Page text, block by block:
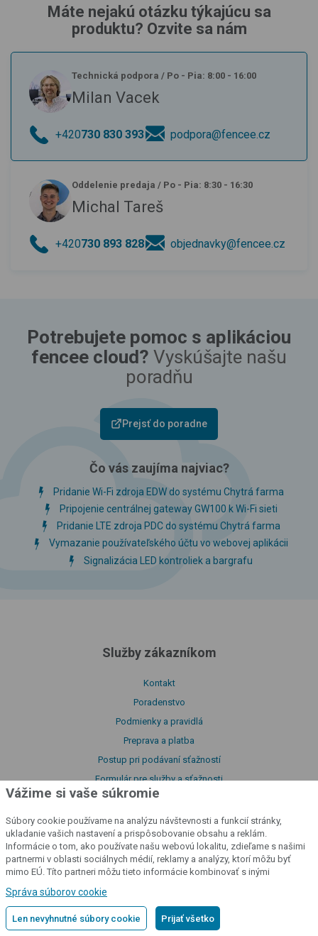
Máte nejakú otázku týkajúcu sa
produktu? Ozvite sa nám
Technická podpora / Po - Pia: 8:00 - 16:00
Milan Vacek
+420730 830 393 podpora@fencee.cz
Oddelenie predaja / Po - Pia: 8:30 - 16:30
Michal Tareš
+420730 893 828 objednavky@fencee.cz
Potrebujete pomoc s aplikáciou
fencee cloud? Vyskúšajte našu
poradňu
Prejsť do poradne
Čo vás zaujíma najviac?
Pridanie Wi-Fi zdroja EDW do systému Chytrá farma
Pripojenie centrálnej gateway GW100 k Wi-Fi sieti
Pridanie LTE zdroja PDC do systému Chytrá farma
Vymazanie používateľského účtu vo webovej aplikácii
Signalizácia LED kontroliek a bargrafu
Služby zákazníkom
Kontakt
Poradenstvo
Podmienky a pravidlá
Preprava a platba
Postup pri podávaní sťažností
Formulár pre služby a sťažnosti
Odstúpenie od zmluvy
Výhody produktov fencee
Funkcie a vlastnosti výrobku
Pravidlá triedenia tovaru
Pravidlá uverejňovania recenzií
Dôležité odkazy
Vážime si vaše súkromie
Súbory cookie používame na analýzu návštevnosti a funkcií stránky,
ukladanie vašich nastavení a prispôsobovanie obsahu a reklám.
Informácie o tom, ako používate našu webovú lokalitu, zdieľame s našimi
partnermi v oblasti sociálnych médií, reklamy a analýzy, ktorí môžu byť
mimo EÚ. Títo partneri môžu tieto informácie kombinovať s inými
používania ich služieb.Podrobné informácie
Správa súborov cookie
Len nevyhnutné súbory cookie Prijať všetko